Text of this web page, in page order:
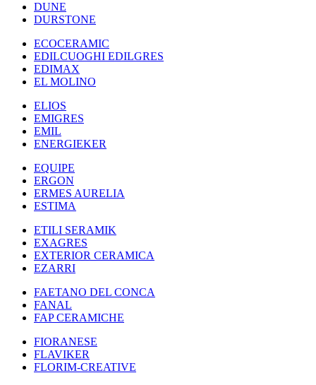
DUNE
DURSTONE
ECOCERAMIC
EDILCUOGHI EDILGRES
EDIMAX
EL MOLINO
ELIOS
EMIGRES
EMIL
ENERGIEKER
EQUIPE
ERGON
ERMES AURELIA
ESTIMA
ETILI SERAMIK
EXAGRES
EXTERIOR CERAMICA
EZARRI
FAETANO DEL CONCA
FANAL
FAP CERAMICHE
FIORANESE
FLAVIKER
FLORIM-CREATIVE